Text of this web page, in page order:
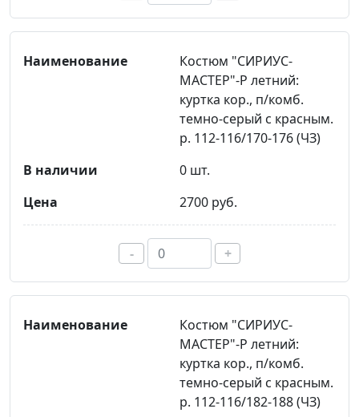
Костюм "СИРИУС-
МАСТЕР"-Р летний:
куртка кор., п/комб.
темно-серый с красным.
р. 112-116/170-176 (ЧЗ)
0 шт.
2700 руб.
- +
Костюм "СИРИУС-
МАСТЕР"-Р летний:
куртка кор., п/комб.
темно-серый с красным.
р. 112-116/182-188 (ЧЗ)